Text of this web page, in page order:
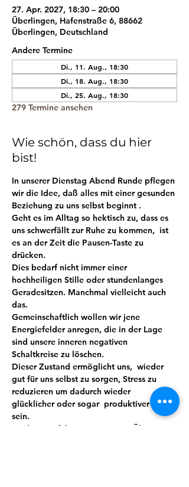
27. Apr. 2027, 18:30 – 20:00
Überlingen, Hafenstraße 6, 88662
Überlingen, Deutschland
Andere Termine
Di., 11. Aug., 18:30
Di., 18. Aug., 18:30
Di., 25. Aug., 18:30
279 Termine ansehen
Wie schön, dass du hier
bist!
In unserer Dienstag Abend Runde pflegen
wir die Idee, daß alles mit einer gesunden
Beziehung zu uns selbst beginnt .
Geht es im Alltag so hektisch zu, dass es
uns schwerfällt zur Ruhe zu kommen,  ist
es an der Zeit die Pausen-Taste zu
drücken.
Dies bedarf nicht immer einer
hochheiligen Stille oder stundenlanges
Geradesitzen. Manchmal vielleicht auch
das.
Gemeinschaftlich wollen wir jene
Energiefelder anregen, die in der Lage
sind unsere inneren negativen
Schaltkreise zu löschen.
Dieser Zustand ermöglicht uns,  wieder
gut für uns selbst zu sorgen, Stress zu
reduzieren um dadurch wieder
glücklicher oder sogar  produktiver zu
sein.
Meditation führt mit ein wenig Übung